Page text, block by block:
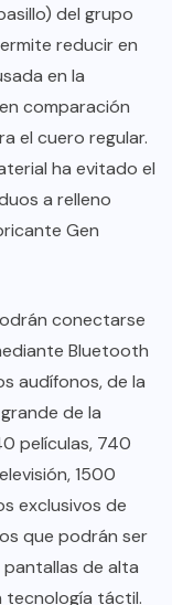
del grupo
reducir en
en la
comparación
el cuero regular.
ha evitado el
a relleno
Gen
conectarse
Bluetooth
audífonos, de la
de la
películas, 740
1500
exclusivos de
que podrán ser
de alta
tecnología táctil.